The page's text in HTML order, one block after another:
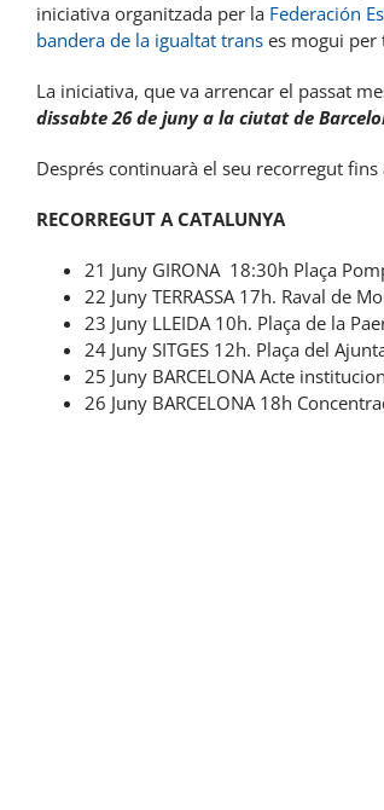
iniciativa organitzada per la Federación
bandera de la igualtat trans es mogui
La iniciativa, que va arrencar el passat
dissabte 26 de juny a la ciutat de
Després continuarà el seu recorregut
RECORREGUT A CATALUNYA
21 Juny GIRONA 18:30h Plaça
22 Juny TERRASSA 17h. Raval de
23 Juny LLEIDA 10h. Plaça de la
24 Juny SITGES 12h. Plaça del
25 Juny BARCELONA Acte
26 Juny BARCELONA 18h